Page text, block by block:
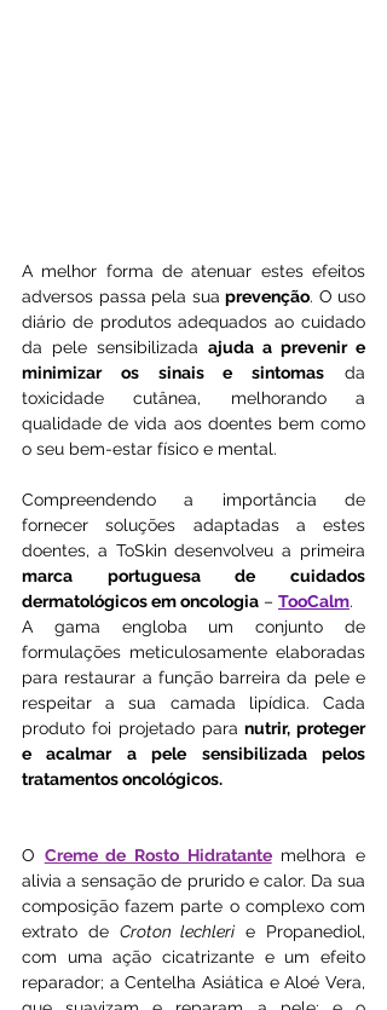
A melhor forma de atenuar estes efeitos
adversos passa pela sua prevenção. O uso
diário de produtos adequados ao cuidado
da pele sensibilizada ajuda a prevenir e
minimizar os sinais e sintomas da
toxicidade cutânea, melhorando a
qualidade de vida aos doentes bem como
o seu bem-estar físico e mental.
Compreendendo a importância de
fornecer soluções adaptadas a estes
marca portuguesa de cuidados
dermatológicos em oncologia – TooCalm.
A gama engloba um conjunto de
formulações meticulosamente elaboradas
para restaurar a função barreira da pele e
respeitar a sua camada lipídica. Cada
produto foi projetado para nutrir, proteger
e acalmar a pele sensibilizada pelos
tratamentos oncológicos.
O Creme de Rosto Hidratante melhora e
alivia a sensação de prurido e calor. Da sua
composição fazem parte o complexo com
extrato de Croton lechleri e Propanediol,
com uma ação cicatrizante e um efeito
reparador; a Centelha Asiática e Aloé Vera,